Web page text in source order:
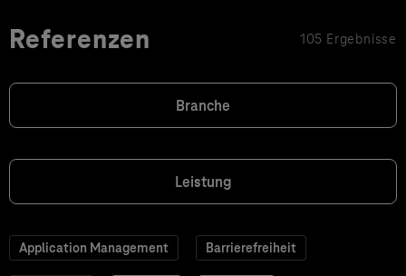
Referenzen 105 Ergebnisse
Branche
Leistung
Application Management Barrierefreiheit